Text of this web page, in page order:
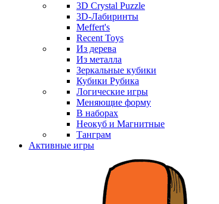
3D Crystal Puzzle
3D-Лабиринты
Meffert's
Recent Toys
Из дерева
Из металла
Зеркальные кубики
Кубики Рубика
Логические игры
Меняющие форму
В наборах
Неокуб и Магнитные
Танграм
Активные игры